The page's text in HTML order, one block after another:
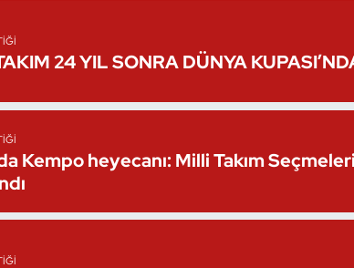
24 YIL SONRA DÜNYA
Kempo heyecanı: Milli Takım Seçmeleri